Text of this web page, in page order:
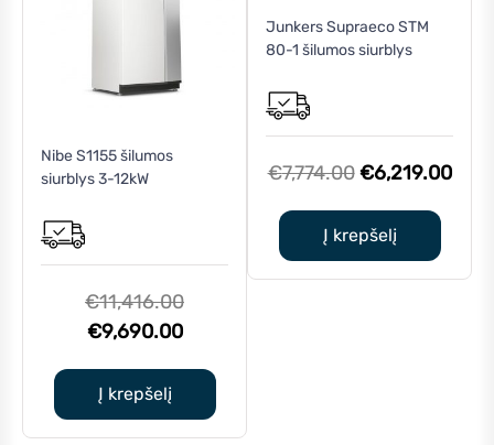
Nibe S1155 šilumos
siurblys 3-12kW
€11,416.00Original
€9,690.00Current
€9,690.00.
Į krepšelį
Junkers Supraeco STM
80-1 šilumos siurblys
€7,774.00 Original
was:
€7,774.00.
€6,219.00
Į krepšelį